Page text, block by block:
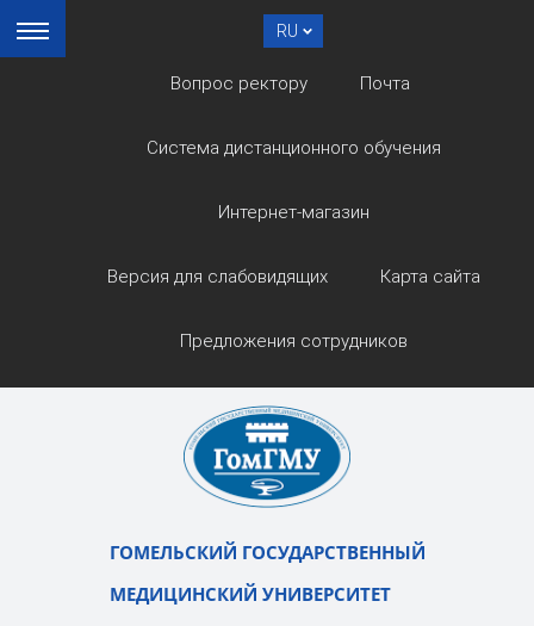
RU
Вопрос ректору Почта
Система дистанционного обучения
Интернет-магазин
Версия для слабовидящих Карта сайта
Предложения сотрудников
ГОМЕЛЬСКИЙ ГОСУДАРСТВЕННЫЙ
МЕДИЦИНСКИЙ УНИВЕРСИТЕТ